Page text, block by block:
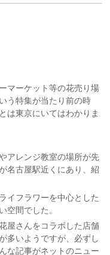
マーケット等の花売り場
う特集が当たり前の時
は東京にいてはわかりま
アレンジ教室の場所が先
名古屋駅近くにあり、紹
イフラワーを中心とした
空間でした。
屋さんをコラボした店舗
多いようですが、必ずし
な記事がネットのニュー